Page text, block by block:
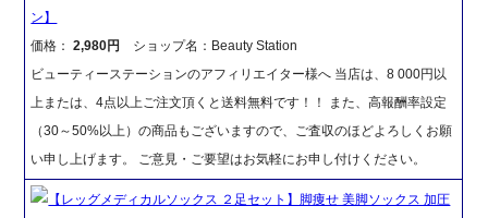
ン】
価格：2,980円
ショップ名：Beauty Station
ビューティーステーションのアフィリエイター様へ 当店は、8 000円以
上または、4点以上ご注文頂くと送料無料です！！ また、高報酬率設定
（30～50%以上）の商品もございますので、ご査収のほどよろしくお願
い申し上げます。 ご意見・ご要望はお気軽にお申し付けください。
【レッグメディカルソックス ２足セット】脚痩せ 美脚ソックス 加圧